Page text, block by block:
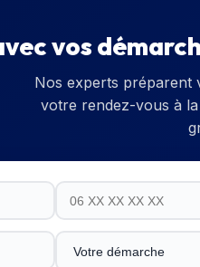
vos
Nos experts préparent
votre rendez-vous à la